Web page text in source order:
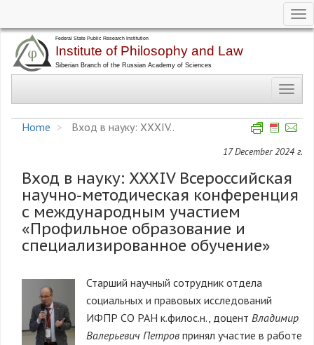
main
Home
Вход в науку: XXXIV..
17 December 2024 г.
Вход в науку: XXXIV Всероссийская
научно-методическая конференция
с международным участием
«Профильное образование и
специализированное обучение»
Старший научный сотрудник отдела
социальных и правовых исследований
ИФПР СО РАН к.филос.н., доцент Владимир
Валерьевич Петров принял участие в работе